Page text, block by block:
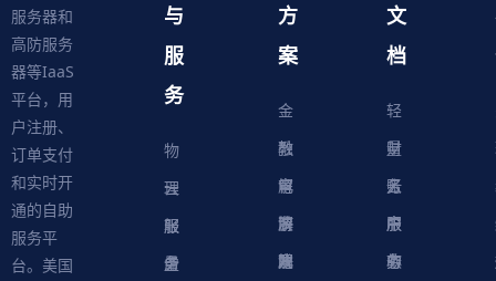
服务器和
高防服务
器等IaaS
平台，用
户注册、
订单支付
和实时开
通的自助
服务平
台。美国
与
服
务
物
理
服
务
云
服
务
轻
量
虚
方
案
金
融
解
决
方
教
育
解
决
电
商
解
游
戏
网
文
档
轻
量
云
服
务
财
务
中
心
账
户
中
服
务
软